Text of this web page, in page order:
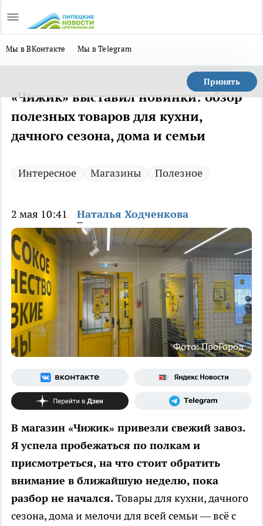
Мы в ВКонтакте Мы в Telegram
Принять
«Чижик» выставил новинки: обзор
полезных товаров для кухни,
дачного сезона, дома и семьи
Интересное Магазины Полезное
2 мая 10:41 Наталья Ходченкова
Фото: ПроГород
В магазин «Чижик» привезли свежий завоз.
Я успела пробежаться по полкам и
присмотреться, на что стоит обратить
внимание в ближайшую неделю, пока
разбор не начался.Товары для кухни, дачного
сезона, дома и мелочи для всей семьи — всё с